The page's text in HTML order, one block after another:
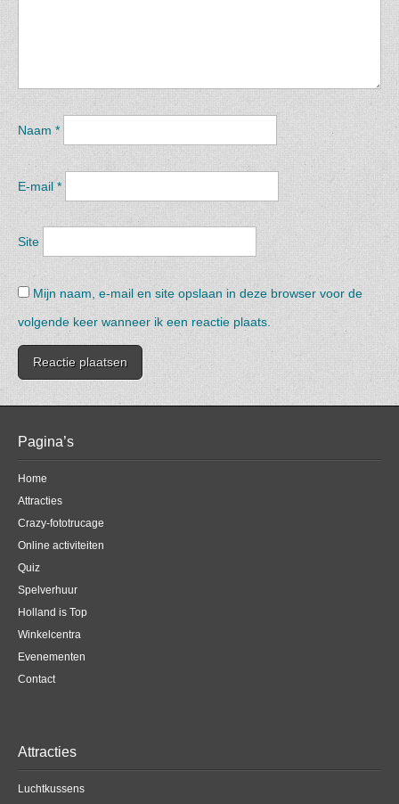
Naam *
E-mail*
Site
Mijn naam, e-mail en site opslaan in deze browser voor de
volgende keer wanneer ik een reactie plaats.
Pagina’s
Home
Attracties
Crazy-fototrucage
Online activiteiten
Quiz
Spelverhuur
Holland is Top
Winkelcentra
Evenementen
Contact
Attracties
Luchtkussens